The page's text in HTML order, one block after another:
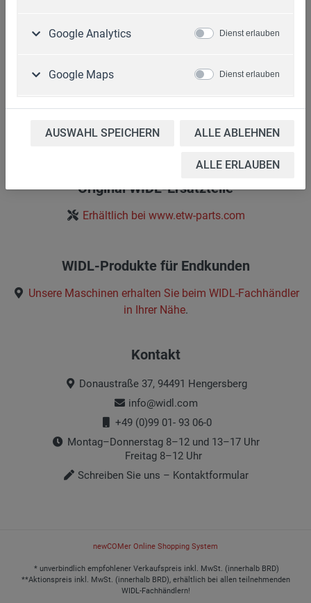
Informationen
Impressum
Cookie-Einstellungen
Original WIDL-Ersatzteile
Erhältlich bei www.etw-parts.com
WIDL-Produkte für Endkunden
Unsere Maschinen erhalten Sie beim WIDL-Fachhändler
in Ihrer Nähe.
Kontakt
Donaustraße 37, 94491 Hengersberg
info@widl.com
+49 (0)99 01- 93 06-0
Montag–Donnerstag 8–12 und 13–17 Uhr
Freitag 8–12 Uhr
Schreiben Sie uns – Kontaktformular
newCOMer Online Shopping System
* unverbindlich empfohlener Verkaufspreis inkl. MwSt. (innerhalb BRD)
**Aktionspreis inkl. MwSt. (innerhalb BRD), erhältlich bei allen teilnehmenden
WIDL-Fachhändlern!
Google Analytics Dienst erlauben
Google Maps Dienst erlauben
AUSWAHL SPEICHERN ALLE ABLEHNEN
ALLE ERLAUBEN